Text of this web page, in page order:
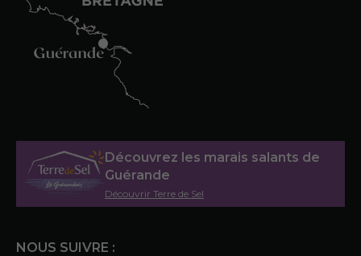
Découvrez les marais salants de
Guérande
Découvrir Terre de Sel
NOUS SUIVRE :